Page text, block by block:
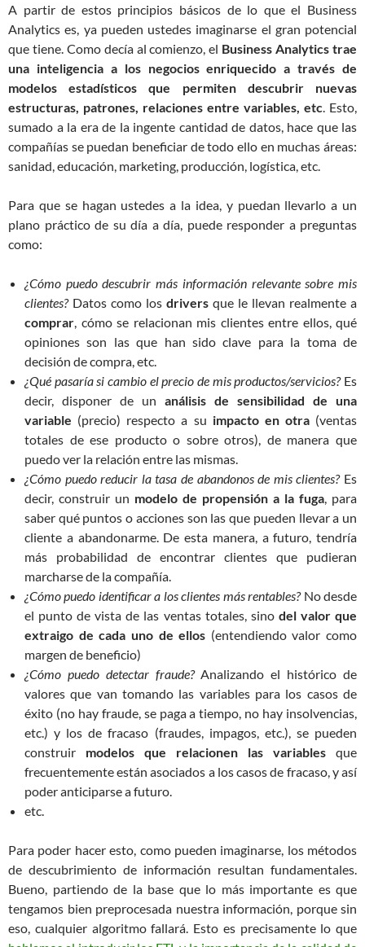
A partir de estos principios básicos de lo que el Business
Analytics es, ya pueden ustedes imaginarse el gran potencial
que tiene. Como decía al comienzo, el Business Analytics trae
una inteligencia a los negocios enriquecido a través de
modelos estadísticos que permiten descubrir nuevas
estructuras, patrones, relaciones entre variables, etc. Esto,
sumado a la era de la ingente cantidad de datos, hace que las
compañías se puedan beneficiar de todo ello en muchas áreas:
sanidad, educación, marketing, producción, logística, etc.
Para que se hagan ustedes a la idea, y puedan llevarlo a un
plano práctico de su día a día, puede responder a preguntas
como:
¿Cómo puedo descubrir más información relevante sobre mis
clientes?Datos como los drivers que le llevan realmente a
comprar, cómo se relacionan mis clientes entre ellos, qué
opiniones son las que han sido clave para la toma de
decisión de compra, etc.
¿Qué pasaría si cambio el precio de mis productos/servicios?Es
decir, disponer de un análisis de sensibilidad de una
variable (precio) respecto a su impacto en otra(ventas
totales de ese producto o sobre otros), de manera que
puedo ver la relación entre las mismas.
¿Cómo puedo reducir la tasa de abandonos de mis clientes?Es
decir, construir un modelo de propensión a la fuga, para
saber qué puntos o acciones son las que pueden llevar a un
cliente a abandonarme. De esta manera, a futuro, tendría
más probabilidad de encontrar clientes que pudieran
marcharse de la compañía.
¿Cómo puedo identificar a los clientes más rentables?No desde
el punto de vista de las ventas totales, sino del valor que
extraigo de cada uno de ellos (entendiendo valor como
margen de beneficio)
¿Cómo puedo detectar fraude?Analizando el histórico de
valores que van tomando las variables para los casos de
éxito (no hay fraude, se paga a tiempo, no hay insolvencias,
etc.) y los de fracaso (fraudes, impagos, etc.), se pueden
construir modelos que relacionen las variables que
frecuentemente están asociados a los casos de fracaso, y así
poder anticiparse a futuro.
etc.
Para poder hacer esto, como pueden imaginarse, los métodos
de descubrimiento de información resultan fundamentales.
Bueno, partiendo de la base que lo más importante es que
tengamos bien preprocesada nuestra información, porque sin
eso, cualquier algoritmo fallará. Esto es precisamente lo que